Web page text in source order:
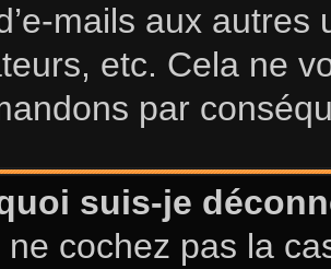
mails aux
etc. Cela ne
par
suis-je
ne cochez pas la